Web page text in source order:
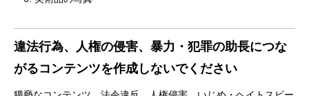
違法行為、人権の侵害、暴力・犯罪の助長につな
がるコンテンツを作成しないでください